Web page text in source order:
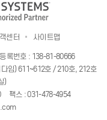
센터 사이트맵
록번호 : 138-81-80666
임) 611~612호 / 210호, 212호
)
팩스 : 031-478-4954